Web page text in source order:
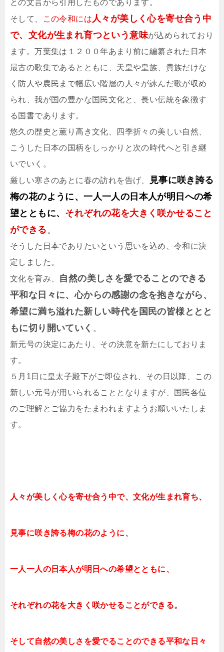
との文言から引用したものであります。
そして、
この令和には 人々が美しく心を寄せ合う中
で、文化が生まれ育つという意味が込められており
ます。万葉集は１２００年あまり前に編纂された日本
最古の歌集であるとともに、天皇や皇族、貴族だけな
く防人や農民まで幅広い階層の人々が詠んだ歌が収め
られ、我が国の豊かな国民文化と、長い伝統を象徴す
る国書であります。
悠久の歴史と薫り高き文化、四季折々の美しい自然、
こうした日本の国柄をしっかりと次の時代へと引き継
いでいく。
厳しい寒さのあとに春の訪れを告げ、
見事に咲き誇る
梅の花のように、一人一人の日本人が明日への希
望とともに、 それぞれの花を大きく咲かせること
ができる 。
そうした日本でありたいという思いを込め、令和に決
定しました。
文化を育み、 自然の美しさを愛でることのできる
平和な日々に、心からの感謝の念を抱きながら、
希望に満ち溢れた新しい時代を国民の皆様ととと
もに切り開いていく 。
新元号の決定にあたり、その決意を新たにしておりま
す。
５月1日に皇太子殿下がご即位され、その日以降、この
新しい元号が用いられることとなりますが、国民各位
のご理解とご協力をたまわれますようお願いいたしま
す。
人々が美しく心を寄せ合う中で、文化が生まれ育ち、
見事に咲き誇る梅の花のように、
一人一人の日本人が明日への希望とともに、
それぞれの花を大きく咲かせることができる。
そして自然の美しさを愛でることのできる平和な日々